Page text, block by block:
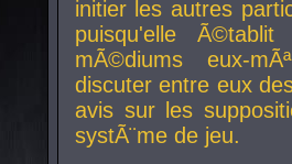
initier les autres
puisqu'elle
mÃ©diums eux-
discuter entre eux
avis sur les
systÃ¨me de jeu.